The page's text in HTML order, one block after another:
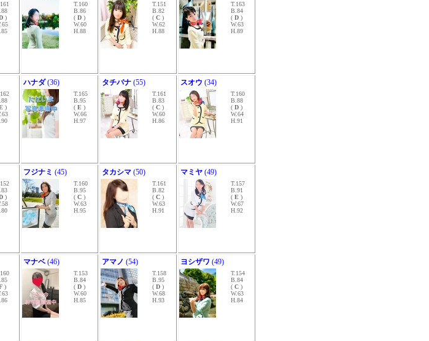
)
T.160
B.86
( D )
W.60
H.88
T.151
B.82
( C )
W.62
H.88
T.163
B.84
( D )
W.63
H.89
)
ハナダ(36)
T.165
B.95
( E )
W.66
H.97
タチバナ (55)
T.161
B.83
( C )
W.60
H.86
スオウ (34)
T.160
B.88
( D )
W.64
H.91
)
フジナミ (45)
T.160
B.95
( C )
W.63
H.95
タカシマ (50)
T.161
B.82
( C )
W.63
H.91
マミヤ (49)
T.157
B.91
( E )
W.67
H.92
)
マナベ (46)
T.153
B.84
( D )
W.60
H.85
アマノ (54)
T.158
B.95
( D )
W.68
H.93
ヨシザワ (49)
T.154
B.84
( C )
W.63
H.84